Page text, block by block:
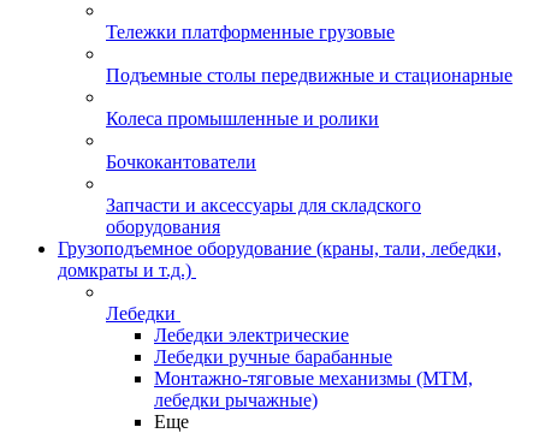
Тележки платформенные грузовые
Подъемные столы передвижные и стационарные
Колеса промышленные и ролики
Бочкокантователи
Запчасти и аксессуары для складского
оборудования
Грузоподъемное оборудование (краны, тали, лебедки,
домкраты и т.д.)
Лебедки
Лебедки электрические
Лебедки ручные барабанные
Монтажно-тяговые механизмы (МТМ,
лебедки рычажные)
Еще